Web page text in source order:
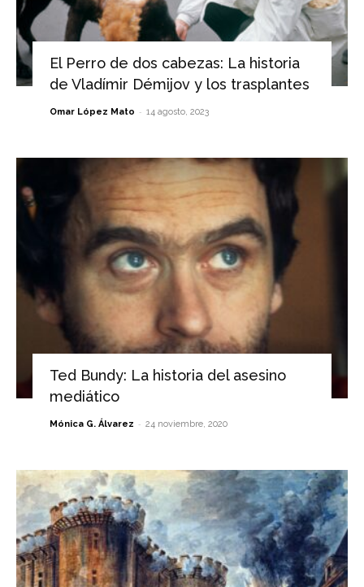
El Perro de dos cabezas: La historia
de Vladímir Démijov y los trasplantes
Omar López Mato - 14 agosto, 2023
Ted Bundy: La historia del asesino
mediático
Mónica G. Álvarez - 24 noviembre, 2020